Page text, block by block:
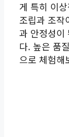
게 특히 이
조립과 조작
과 안정성이
다. 높은 품
으로 체험해